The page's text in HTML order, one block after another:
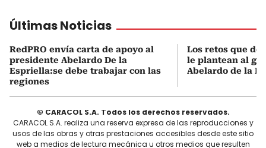
Últimas Noticias
RedPRO envía carta de apoyo al
presidente Abelardo De la
Espriella:se debe trabajar con las
regiones
Los retos que
le plantean al
Abelardo de la
© CARACOL S.A. Todos los derechos reservados.
CARACOL S.A. realiza una reserva expresa de las reproducciones y
usos de las obras y otras prestaciones accesibles desde este sitio
web a medios de lectura mecánica u otros medios que resulten